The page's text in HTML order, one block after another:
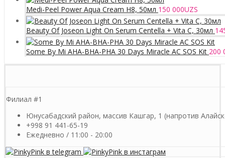
Medi-Peel Power Aqua Cream H8, 50мл 150 000UZS
Beauty Of Joseon Light On Serum Centella + Vita C, 30мл
Some By Mi AHA-BHA-PHA 30 Days Miracle AC SOS Kit 200
Филиал #1
Юнусабадский район, массив Кашгар, 1 (напротив
+998 91 441-65-19
Ежедневно / 11:00 - 20:00